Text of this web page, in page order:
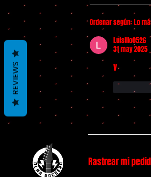
Ordenar según:Lo
Luisillo0526
31 may 2025
V
Me gusta
Rastrear mi
REVIEWS